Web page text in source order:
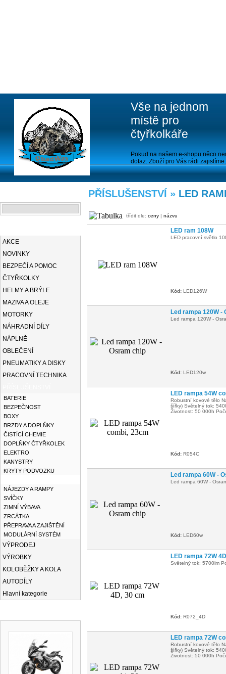
Pokud na našem e-shopu něco
dotaz. Zboží pro Vás rádi zajistíme.
Vše na jednom
místě pro
čtyřkolkáře
AKCE
NOVINKY
BEZPEČÍ A POMOC
ČTYŘKOLKY
HELMY A BRÝLE
MAZIVA A OLEJE
MOTORKY
NÁHRADNÍ DÍLY
NÁPLNĚ
OBLEČENÍ
PNEUMATIKY A DISKY
PRACOVNÍ TECHNIKA
BATERIE
BEZPEČNOST
BOXY
BRZDY A DOPLŇKY
ČISTÍCÍ CHEMIE
DOPLŇKY ČTYŘKOLEK
ELEKTRO
KANYSTRY
KRYTY PODVOZKU
NÁJEZDY A RAMPY
SVÍČKY
ZIMNÍ VÝBAVA
ZRCÁTKA
PŘEPRAVA A ZAJIŠTĚNÍ
MODULÁRNÍ SYSTÉM
VÝPRODEJ
VÝROBKY
KOLOBĚŽKY A KOLA
AUTODÍLY
Hlavní kategorie
PŘÍSLUŠENSTVÍ » LED
třídit dle: ceny | názvu
LED ram 108W
LED pracovní světlo
Kód: LED126W
Led rampa 120W -
Led rampa 120W -
Kód: LED120w
LED rampa 54W
Robustní kovové tělo
šířky) Světelný tok:
Životnost: 50 000h
Kód: R054C
Led rampa 60W -
Led rampa 60W -
Kód: LED60w
LED rampa 72W
Světelný tok: 5700lm
Kód: R072_4D
LED rampa 72W
Robustní kovové tělo
šířky) Světelný tok:
Životnost: 50 000h